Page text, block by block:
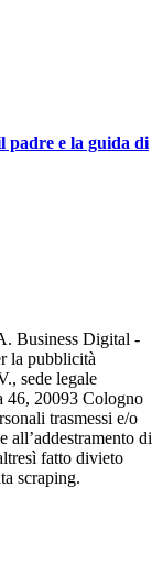
padre e la guida di
Business Digital -
la pubblicità
sede legale
46, 20093 Cologno
trasmessi e/o
di
fatto divieto
scraping.